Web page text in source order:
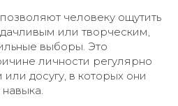
человеку ощутить
или творческим,
выборы. Это
личности регулярно
досугу, в которых они